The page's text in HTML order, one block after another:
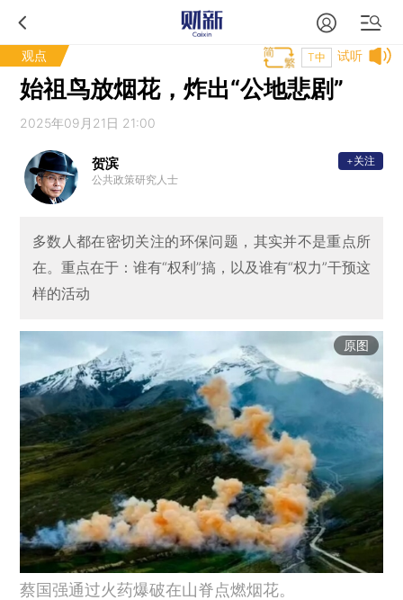
观点 试听
T中
始祖鸟放烟花，炸出“公地悲剧”
2025年09月21日 21:00
贺滨
公共政策研究人士
+关注
多数人都在密切关注的环保问题，其实并不是重点所
在。重点在于：谁有“权利”搞，以及谁有“权力”干预这
样的活动
原图
蔡国强通过火药爆破在山脊点燃烟花。